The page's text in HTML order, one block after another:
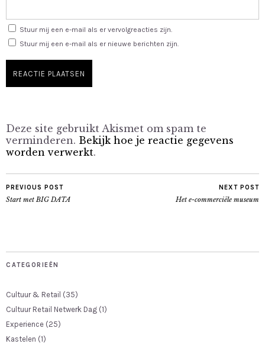
Stuur mij een e-mail als er vervolgreacties zijn.
Stuur mij een e-mail als er nieuwe berichten zijn.
Deze site gebruikt Akismet om spam te
verminderen. Bekijk hoe je reactie gegevens
worden verwerkt.
PREVIOUS POST
Start met BIG DATA
NEXT POST
Het e-commerciële museum
CATEGORIEËN
Cultuur & Retail (35)
Cultuur Retail Netwerk Dag (1)
Experience (25)
Kastelen (1)